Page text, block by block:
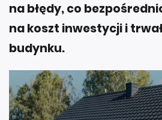
na błędy, co
na koszt inwestycji i
budynku.